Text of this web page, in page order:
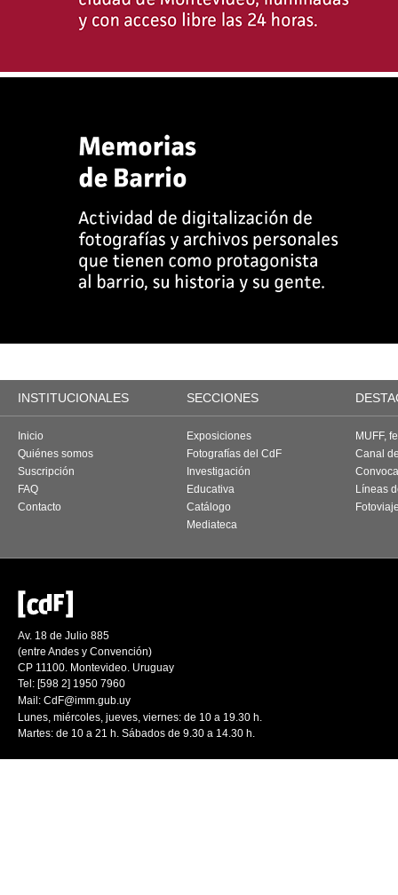
INSTITUCIONALES SECCIONES
Inicio
Quiénes somos
Suscripción
FAQ
Contacto
Exposiciones
Fotografías del CdF
Investigación
Educativa
Catálogo
Mediateca
MUFF,
Canal
Líneas
Av. 18 de Julio 885
(entre Andes y Convención)
CP 11100. Montevideo. Uruguay
Tel: [598 2] 1950 7960
Mail: CdF@imm.gub.uy
Lunes, miércoles, jueves, viernes: de 10 a 19.30 h.
Martes: de 10 a 21 h. Sábados de 9.30 a 14.30 h.